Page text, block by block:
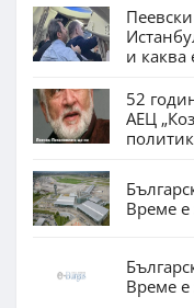
и каква
52
АЕЦ
Време
Време